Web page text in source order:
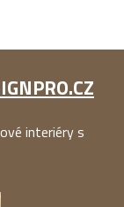
interiéry s